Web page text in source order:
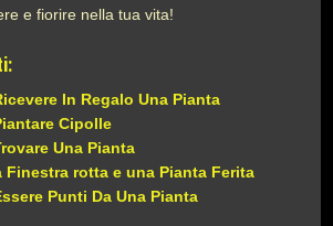
e fiorire nella tua vita!
In Regalo Una Pianta
Cipolle
Una Pianta
Finestra rotta e una Pianta Ferita
Punti Da Una Pianta